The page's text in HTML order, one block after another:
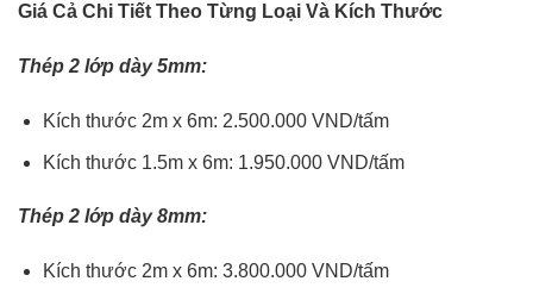
Giá Cả Chi Tiết Theo Từng Loại Và Kích Thước
Thép 2 lớp dày 5mm:
Kích thước 2m x 6m: 2.500.000 VND/tấm
Kích thước 1.5m x 6m: 1.950.000 VND/tấm
Thép 2 lớp dày 8mm:
Kích thước 2m x 6m: 3.800.000 VND/tấm